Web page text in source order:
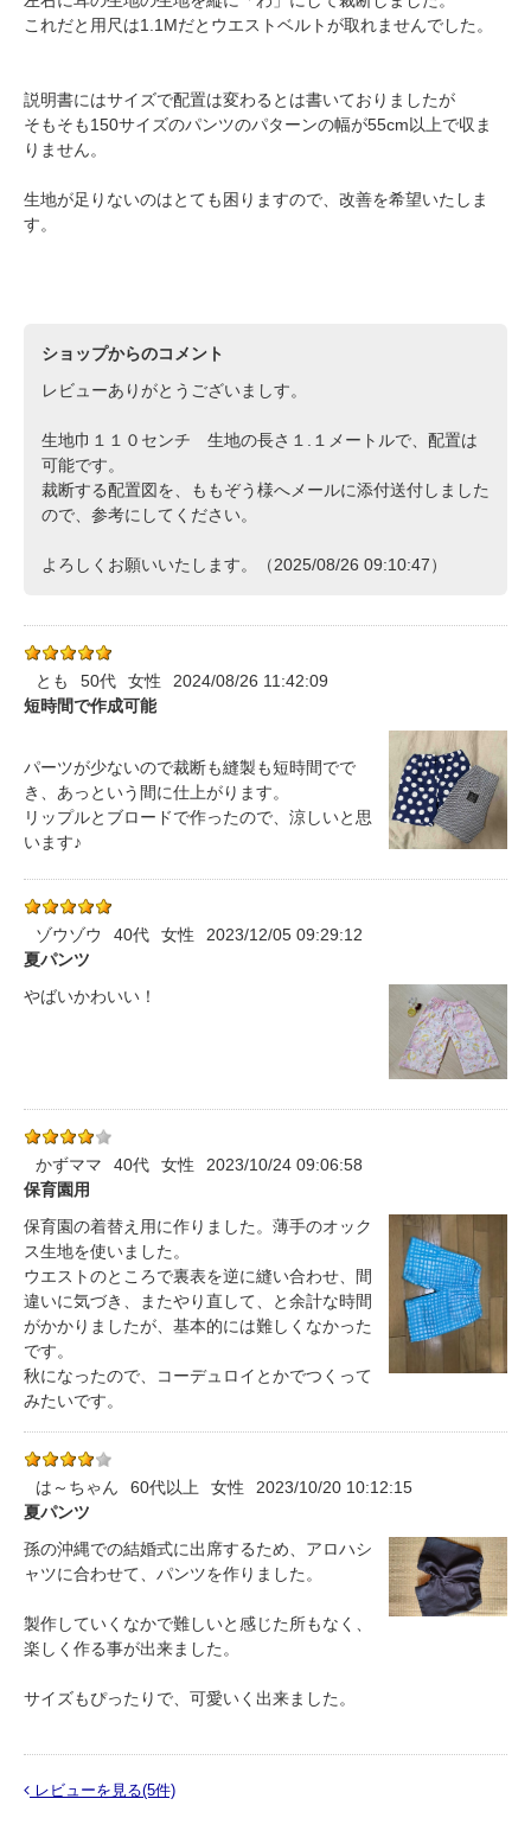
これだと用尺は1.1Mだとウエストベルトが取れませんでした。
説明書にはサイズで配置は変わるとは書いておりましたが
そもそも150サイズのパンツのパターンの幅が55cm以上で収ま
りません。
生地が足りないのはとても困りますので、改善を希望いたしま
す。
ショップからのコメント
レビューありがとうございましす。
生地巾１１０センチ 生地の長さ１.１メートルで、配置は
可能です。
裁断する配置図を、ももぞう様へメールに添付送付しました
ので、参考にしてください。
よろしくお願いいたします。（2025/08/26 09:10:47）
とも 50代 女性
2024/08/26 11:42:09
短時間で作成可能
パーツが少ないので裁断も縫製も短時間でで
き、あっという間に仕上がります。
リップルとブロードで作ったので、涼しいと思
います♪
ゾウゾウ 40代 女性
2023/12/05 09:29:12
夏パンツ
やばいかわいい！
かずママ 40代 女性
2023/10/24 09:06:58
保育園用
保育園の着替え用に作りました。薄手のオック
ス生地を使いました。
ウエストのところで裏表を逆に縫い合わせ、間
違いに気づき、またやり直して、と余計な時間
がかかりましたが、基本的には難しくなかった
です。
秋になったので、コーデュロイとかでつくって
みたいです。
は～ちゃん 60代以上 女性
2023/10/20 10:12:15
夏パンツ
孫の沖縄での結婚式に出席するため、アロハシ
ャツに合わせて、パンツを作りました。
製作していくなかで難しいと感じた所もなく、
楽しく作る事が出来ました。
サイズもぴったりで、可愛いく出来ました。
レビューを見る(5件)